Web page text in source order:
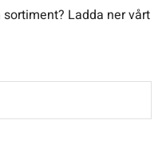
Ladda ner vårt